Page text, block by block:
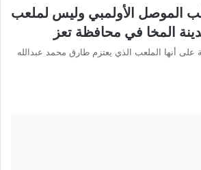
الموصل الأولمبي وليس لملعب
المخا في محافظة تعز
على أنها الملعب الذي يعتزم طارق محمد عبدالله